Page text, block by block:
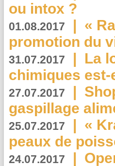
ou intox ?
01.08.2017 | «
promotion du
31.07.2017 | La
chimiques
27.07.2017 |
gaspillage
25.07.2017 | «
peaux de
24.07.2017 |